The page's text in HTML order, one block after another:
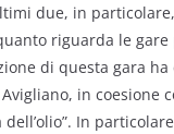
due, in
riguarda le gare
di questa gara
in coesione
dell’olio”. In particolare